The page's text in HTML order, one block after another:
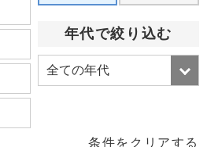
年代で絞り込む
条件をクリアする